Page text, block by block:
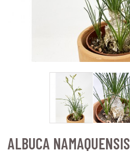
ALBUCA NAMAQUENSIS